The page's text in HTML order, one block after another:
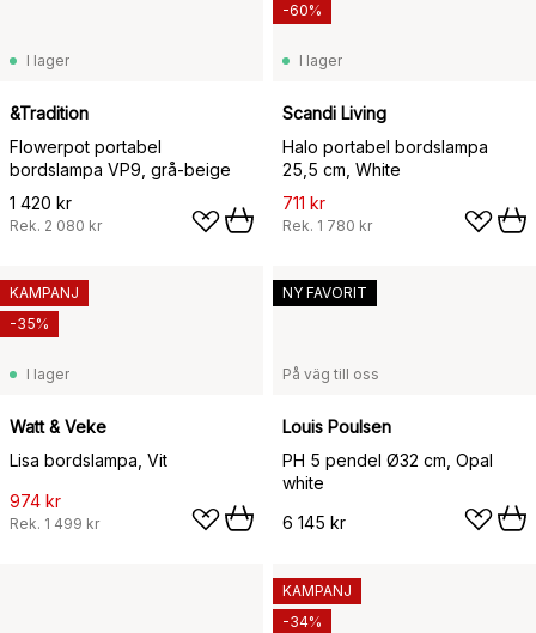
I lager
&Tradition
Flowerpot portabel
bordslampa VP9, grå-beige
1 420 kr
Rek. 2 080 kr
I lager
Scandi Living
Halo portabel bordslampa
25,5 cm, White
711 kr
Rek. 1 780 kr
-60%
I lager
Watt & Veke
Lisa bordslampa, Vit
974 kr
Rek. 1 499 kr
KAMPANJ
-35%
På väg till oss
Louis Poulsen
PH 5 pendel Ø32 cm, Opal
white
6 145 kr
NY FAVORIT
KAMPANJ
-34%